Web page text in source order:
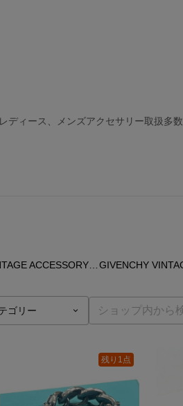
ィース、メンズアクセサリー取扱多数
残り1点